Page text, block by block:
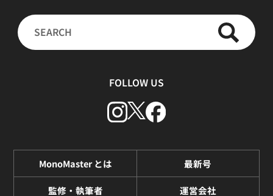
FOLLOW US
MonoMaster とは 最新号
監修・執筆者 運営会社